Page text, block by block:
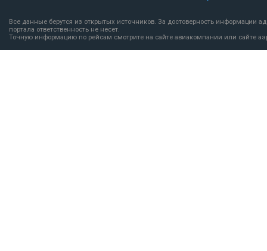
Все данные берутся из открытых источников. За достоверность информации
портала ответственность не несет.
Точную информацию по рейсам смотрите на сайте авиакомпании или сайте